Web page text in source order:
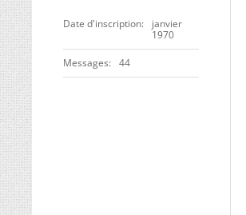
Date d'inscription
janvier
1970
Messages 44